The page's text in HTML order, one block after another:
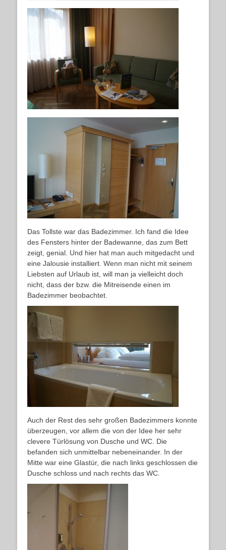
Das Tollste war das Badezimmer. Ich fand die Idee
des Fensters hinter der Badewanne, das zum Bett
zeigt, genial. Und hier hat man auch mitgedacht und
eine Jalousie installiert. Wenn man nicht mit seinem
Liebsten auf Urlaub ist, will man ja vielleicht doch
nicht, dass der bzw. die Mitreisende einen im
Badezimmer beobachtet.
Auch der Rest des sehr großen Badezimmers konnte
überzeugen, vor allem die von der Idee her sehr
clevere Türlösung von Dusche und WC. Die
befanden sich unmittelbar nebeneinander. In der
Mitte war eine Glastür, die nach links geschlossen die
Dusche schloss und nach rechts das WC.